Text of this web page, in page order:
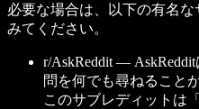
必要な場合は、以下の有名
みてください。
r/AskReddit —
問を何でも尋ねること
このサブレディットは